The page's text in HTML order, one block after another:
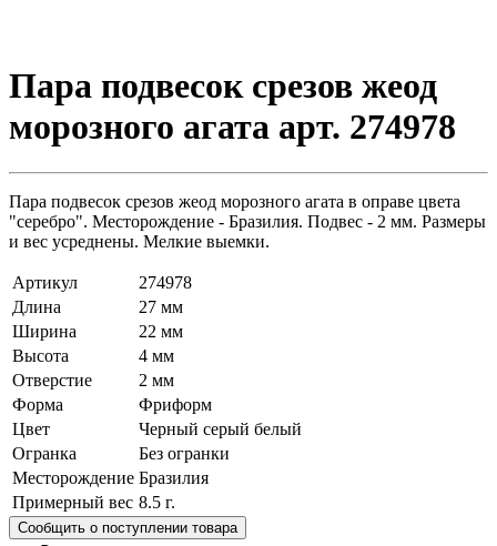
Пара подвесок срезов жеод
морозного агата арт. 274978
Пара подвесок срезов жеод морозного агата в оправе цвета
"серебро". Месторождение - Бразилия. Подвес - 2 мм. Размеры
и вес усреднены. Мелкие выемки.
Артикул
274978
Длина
27 мм
Ширина
22 мм
Высота
4 мм
Отверстие
2 мм
Форма
Фриформ
Цвет
Черный серый белый
Огранка
Без огранки
Месторождение Бразилия
Примерный вес 8.5 г.
Сообщить о поступлении товара